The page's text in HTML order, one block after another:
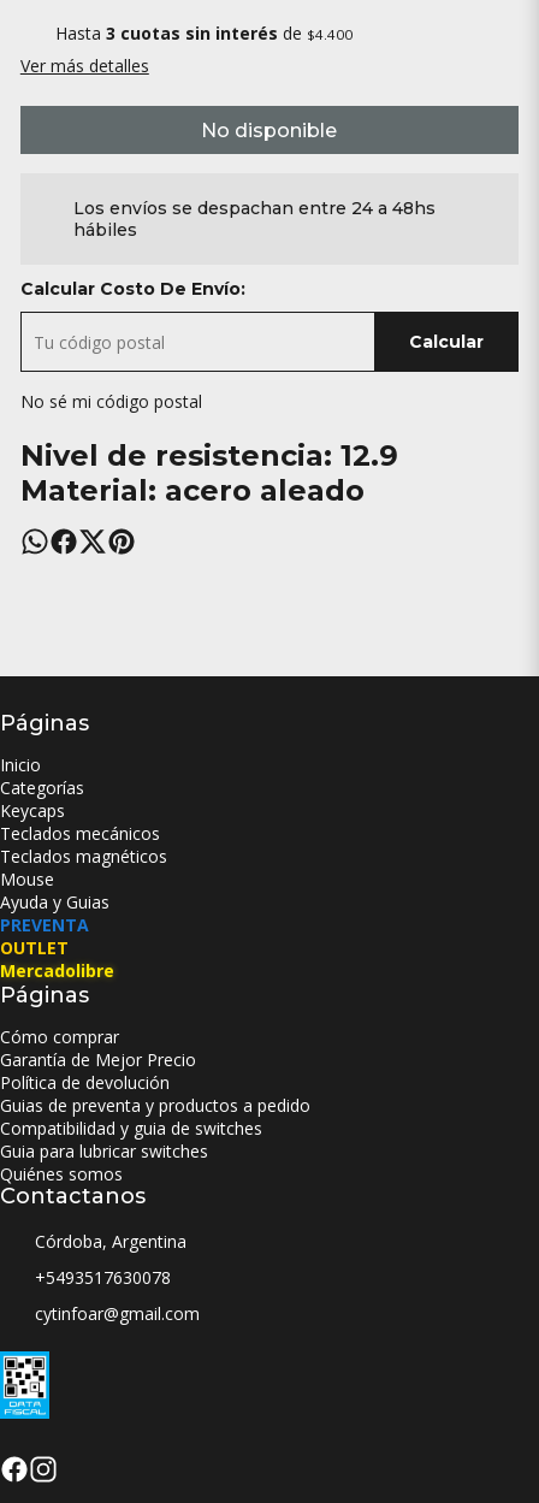
Hasta 3 cuotas sin interés de $4.400
Ver más detalles
No disponible
Los envíos se despachan entre 24 a 48hs
hábiles
Calcular Costo De Envío:
Calcular
No sé mi código postal
Nivel de resistencia: 12.9
Material: acero aleado
Páginas
Inicio
Categorías
Keycaps
Teclados mecánicos
Teclados magnéticos
Mouse
Ayuda y Guias
PREVENTA
OUTLET
Mercadolibre
Páginas
Cómo comprar
Garantía de Mejor Precio
Política de devolución
Guias de preventa y productos a pedido
Compatibilidad y guia de switches
Guia para lubricar switches
Quiénes somos
Contactanos
Córdoba, Argentina
+5493517630078
cytinfoar@gmail.com